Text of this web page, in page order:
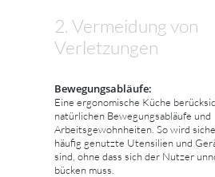
2. Vermeidung von
Verletzungen
Bewegungsabläufe:
Eine ergonomische Küche
natürlichen Bewegungsabläufe und
Arbeitsgewohnheiten. So wird
häufig genutzte Utensilien und
sind, ohne dass sich der Nutzer
bücken muss.